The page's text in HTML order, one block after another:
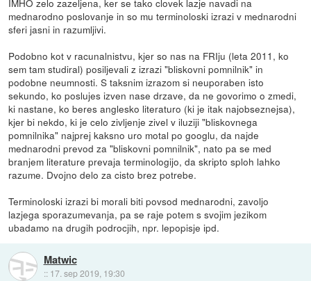
IMHO zelo zazeljena, ker se tako clovek lazje navadi na
mednarodno poslovanje in so mu terminoloski izrazi v mednarodni
sferi jasni in razumljivi.
Podobno kot v racunalnistvu, kjer so nas na FRIju (leta 2011, ko
sem tam studiral) posiljevali z izrazi "bliskovni pomnilnik" in
podobne neumnosti. S taksnim izrazom si neuporaben isto
sekundo, ko poslujes izven nase drzave, da ne govorimo o zmedi,
ki nastane, ko beres anglesko literaturo (ki je itak najobseznejsa),
kjer bi nekdo, ki je celo zivljenje zivel v iluziji "bliskovnega
pomnilnika" najprej kaksno uro motal po googlu, da najde
mednarodni prevod za "bliskovni pomnilnik", nato pa se med
branjem literature prevaja terminologijo, da skripto sploh lahko
razume. Dvojno delo za cisto brez potrebe.
Terminoloski izrazi bi morali biti povsod mednarodni, zavoljo
lazjega sporazumevanja, pa se raje potem s svojim jezikom
ubadamo na drugih podrocjih, npr. lepopisje ipd.
Matwic
:: 17. sep 2019, 19:30